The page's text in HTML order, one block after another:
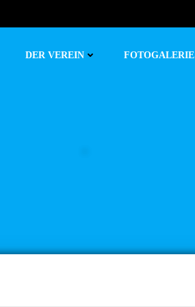
DER VEREIN FOTOGALERIE